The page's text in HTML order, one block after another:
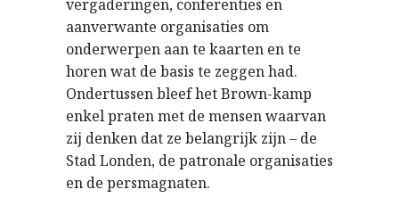
vergaderingen, conferenties en
aanverwante organisaties om
onderwerpen aan te kaarten en te
horen wat de basis te zeggen had.
Ondertussen bleef het Brown-kamp
enkel praten met de mensen waarvan
zij denken dat ze belangrijk zijn – de
Stad Londen, de patronale organisaties
en de persmagnaten.